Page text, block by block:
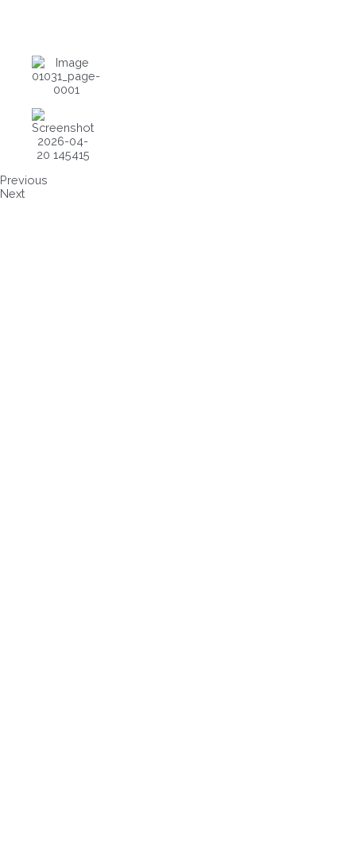
Previous
Next